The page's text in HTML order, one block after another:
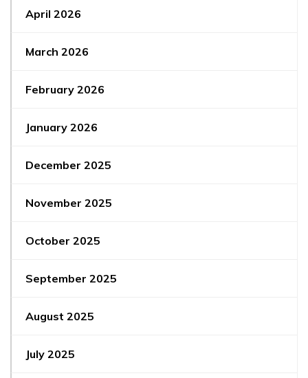
April 2026
March 2026
February 2026
January 2026
December 2025
November 2025
October 2025
September 2025
August 2025
July 2025